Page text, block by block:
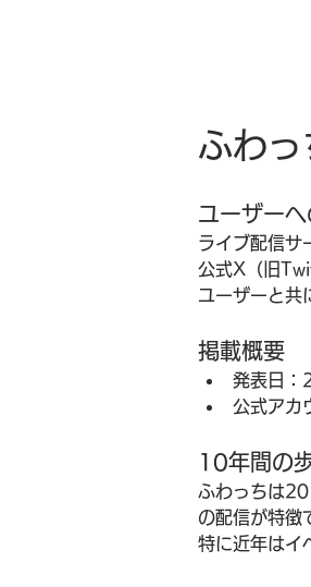
ふわ
ユーザー
ライブ配信サ
公式X（旧
ユーザーと共
掲載概要
発表日
公式アカ
10年間の
ふわっちは
の配信が特徴
特に近年はイ